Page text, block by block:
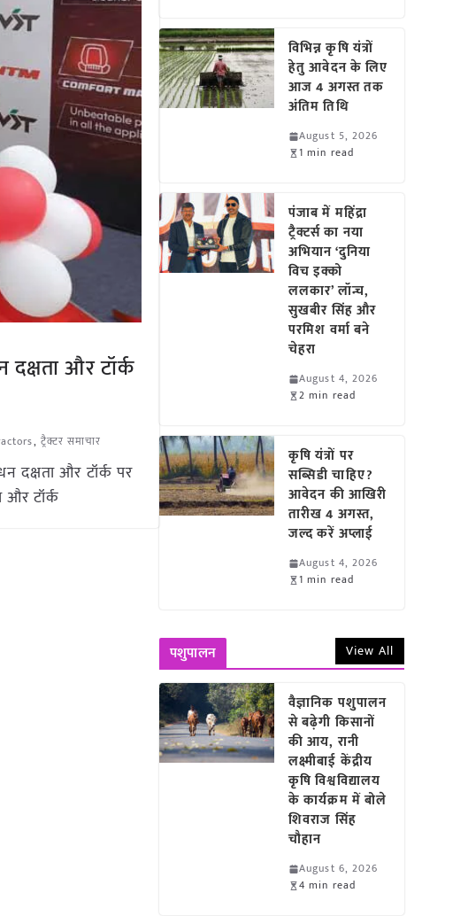
और टॉर्क
, ट्रैक्टर समाचार
दक्षता और टॉर्क पर
और टॉर्क
विभिन्न कृषि यंत्रों
हेतु आवेदन के लिए
आज 4 अगस्त तक
अंतिम तिथि
August 5, 2026
1 min read
पंजाब में महिंद्रा
ट्रैक्टर्स का नया
अभियान ‘दुनिया
विच इक्को
ललकार’ लॉन्च,
सुखबीर सिंह और
परमिश वर्मा बने
चेहरा
August 4, 2026
2 min read
कृषि यंत्रों पर
सब्सिडी चाहिए?
आवेदन की आखिरी
तारीख 4 अगस्त,
जल्द करें अप्लाई
August 4, 2026
1 min read
पशुपालन View All
वैज्ञानिक पशुपालन
से बढ़ेगी किसानों
की आय, रानी
लक्ष्मीबाई केंद्रीय
कृषि विश्वविद्यालय
के कार्यक्रम में बोले
शिवराज सिंह
चौहान
August 6, 2026
4 min read